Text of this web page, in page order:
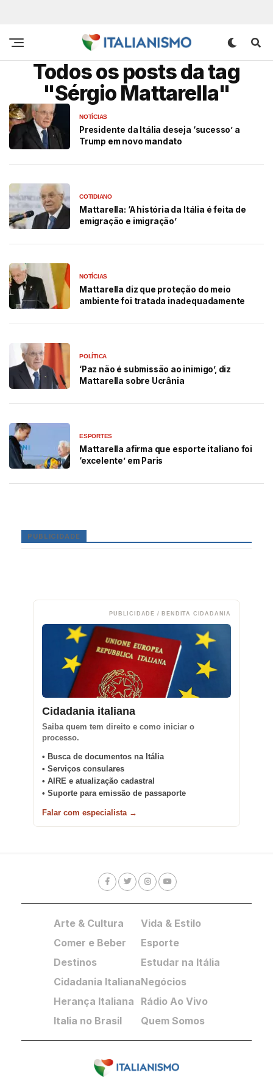
Todos os posts da tag
"Sérgio Mattarella"
NOTÍCIAS
Presidente da Itália deseja ‘sucesso’ a
Trump em novo mandato
COTIDIANO
Mattarella: ‘A história da Itália é feita de
emigração e imigração’
NOTÍCIAS
Mattarella diz que proteção do meio
ambiente foi tratada inadequadamente
POLÍTICA
‘Paz não é submissão ao inimigo’, diz
Mattarella sobre Ucrânia
ESPORTES
Mattarella afirma que esporte italiano foi
‘excelente’ em Paris
PUBLICIDADE
PUBLICIDADE / BENDITA CIDADANIA
Cidadania italiana
Saiba quem tem direito e como iniciar o
processo.
• Busca de documentos na Itália
• Serviços consulares
• AIRE e atualização cadastral
• Suporte para emissão de passaporte
Falar com especialista →
Arte & Cultura
Comer e Beber
Destinos
Cidadania Italiana
Herança Italiana
Italia no Brasil
Vida & Estilo
Esporte
Estudar na Itália
Negócios
Rádio Ao Vivo
Quem Somos